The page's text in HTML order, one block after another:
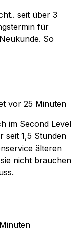
seit über 3
für
So
vor 25 Minuten
im Second Level
seit 1,5 Stunden
älteren
nicht brauchen